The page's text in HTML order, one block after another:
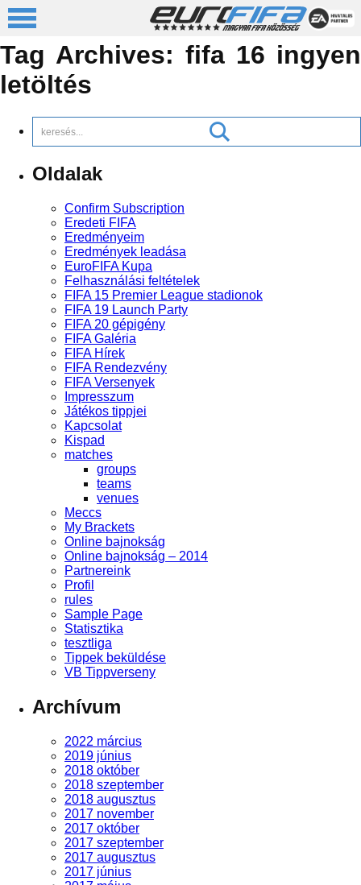
Tag Archives: fifa 16 ingyen
letöltés
Oldalak
Confirm Subscription
Eredeti FIFA
Eredményeim
Eredmények leadása
EuroFIFA Kupa
Felhasználási feltételek
FIFA 15 Premier League stadionok
FIFA 19 Launch Party
FIFA 20 gépigény
FIFA Galéria
FIFA Hírek
FIFA Rendezvény
FIFA Versenyek
Impresszum
Játékos tippjei
Kapcsolat
Kispad
matches
groups
teams
venues
Meccs
My Brackets
Online bajnokság
Online bajnokság – 2014
Partnereink
Profil
rules
Sample Page
Statisztika
tesztliga
Tippek beküldése
VB Tippverseny
Archívum
2022 március
2019 június
2018 október
2018 szeptember
2018 augusztus
2017 november
2017 október
2017 szeptember
2017 augusztus
2017 június